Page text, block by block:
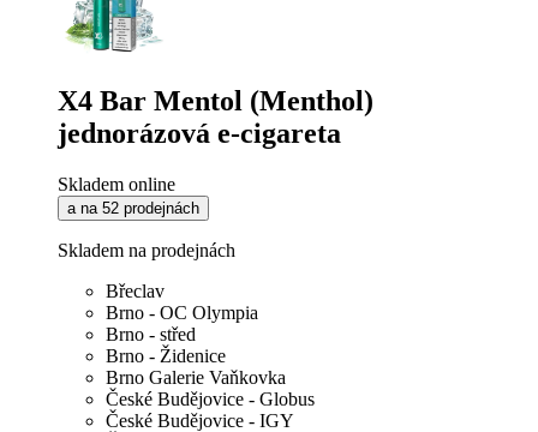
X4 Bar Mentol (Menthol)
jednorázová e-cigareta
Skladem online
a na 52 prodejnách
Skladem na prodejnách
Břeclav
Brno - OC Olympia
Brno - střed
Brno - Židenice
Brno Galerie Vaňkovka
České Budějovice - Globus
České Budějovice - IGY